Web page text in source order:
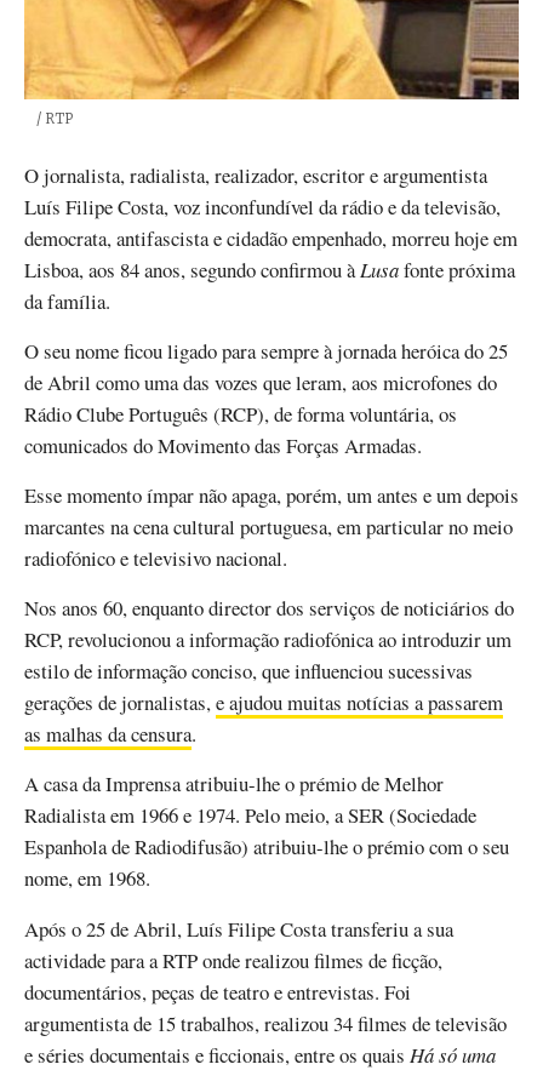
Créditos
/ RTP
O jornalista, radialista, realizador, escritor e argumentista
Luís Filipe Costa, voz inconfundível da rádio e da televisão,
democrata, antifascista e cidadão empenhado, morreu hoje em
Lisboa, aos 84 anos, segundo confirmou àLusafonte próxima
da família.
O seu nome ficou ligado para sempre à jornada heróica do 25
de Abril como uma das vozes que leram, aos microfones do
Rádio Clube Português (RCP), de forma voluntária, os
comunicados do Movimento das Forças Armadas.
Esse momento ímpar não apaga, porém, um antes e um depois
marcantes na cena cultural portuguesa, em particular no meio
radiofónico e televisivo nacional.
Nos anos 60, enquanto director dos serviços de noticiários do
RCP, revolucionou a informação radiofónica ao introduzir um
estilo de informação conciso, que influenciou sucessivas
gerações de jornalistas,e ajudou muitas notícias a passarem
as malhas da censura.
A casa da Imprensa atribuiu-lhe o prémio de Melhor
Radialista em 1966 e 1974. Pelo meio, a SER (Sociedade
Espanhola de Radiodifusão) atribuiu-lhe o prémio com o seu
nome, em 1968.
Após o 25 de Abril, Luís Filipe Costa transferiu a sua
actividade para a RTP onde realizou filmes de ficção,
documentários, peças de teatro e entrevistas. Foi
argumentista de 15 trabalhos, realizou 34 filmes de televisão
e séries documentais e ficcionais, entre os quais Há só uma